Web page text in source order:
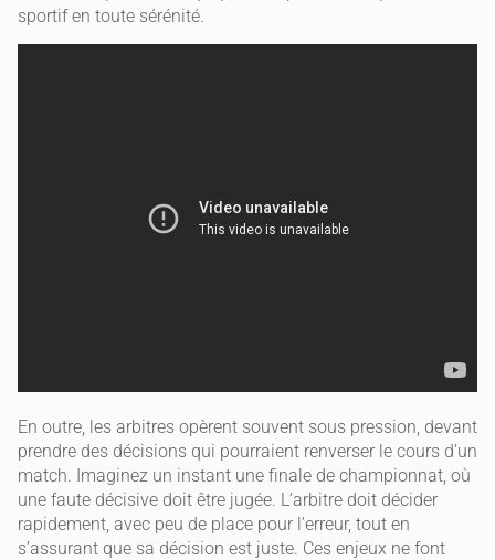
sportif en toute sérénité.
En outre, les arbitres opèrent souvent sous pression, devant
prendre des décisions qui pourraient renverser le cours d’un
match. Imaginez un instant une finale de championnat, où
une faute décisive doit être jugée. L’arbitre doit décider
rapidement, avec peu de place pour l’erreur, tout en
s’assurant que sa décision est juste. Ces enjeux ne font